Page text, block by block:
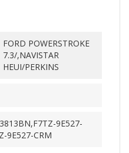
FORD POWERSTROKE
7.3/,NAVISTAR
HEUI/PERKINS
9E527-
9E527-CRM